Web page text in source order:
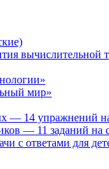
вычислительной
мир»
— 14 упражнений
— 11 заданий на
с ответами для